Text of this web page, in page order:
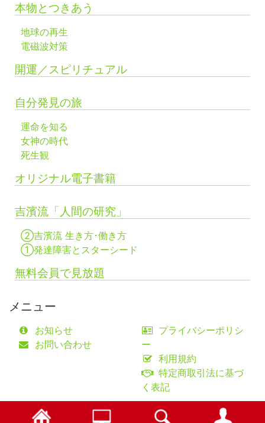
本物とつきあう
地球の再生
電磁波対策
開運／スピリチュアル
自分発見の旅
運命を知る
女神の時代
死生観
オリジナル電子書籍
吉濱流「人間の研究」
②吉濱流 生き方･働き方
①発達障害とスターシード
無料会員で見放題
メニュー
お知らせ
お問い合わせ
プライバシーポリシ
ー
利用規約
特定商取引法に基づ
く表記
©fifty-one collaborations Co.,Ltd.